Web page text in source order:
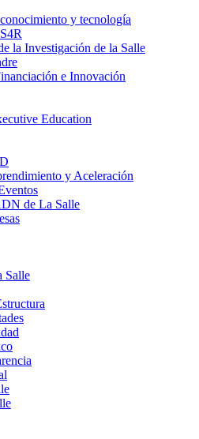
y tecnología
la Investigación de la Salle
e Innovación
Education
y Aceleración
de La Salle
Salle